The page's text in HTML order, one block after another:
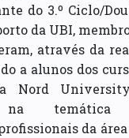
do 3.º Ciclo/
da UBI,
através da
a alunos dos
Nord
na temática
da